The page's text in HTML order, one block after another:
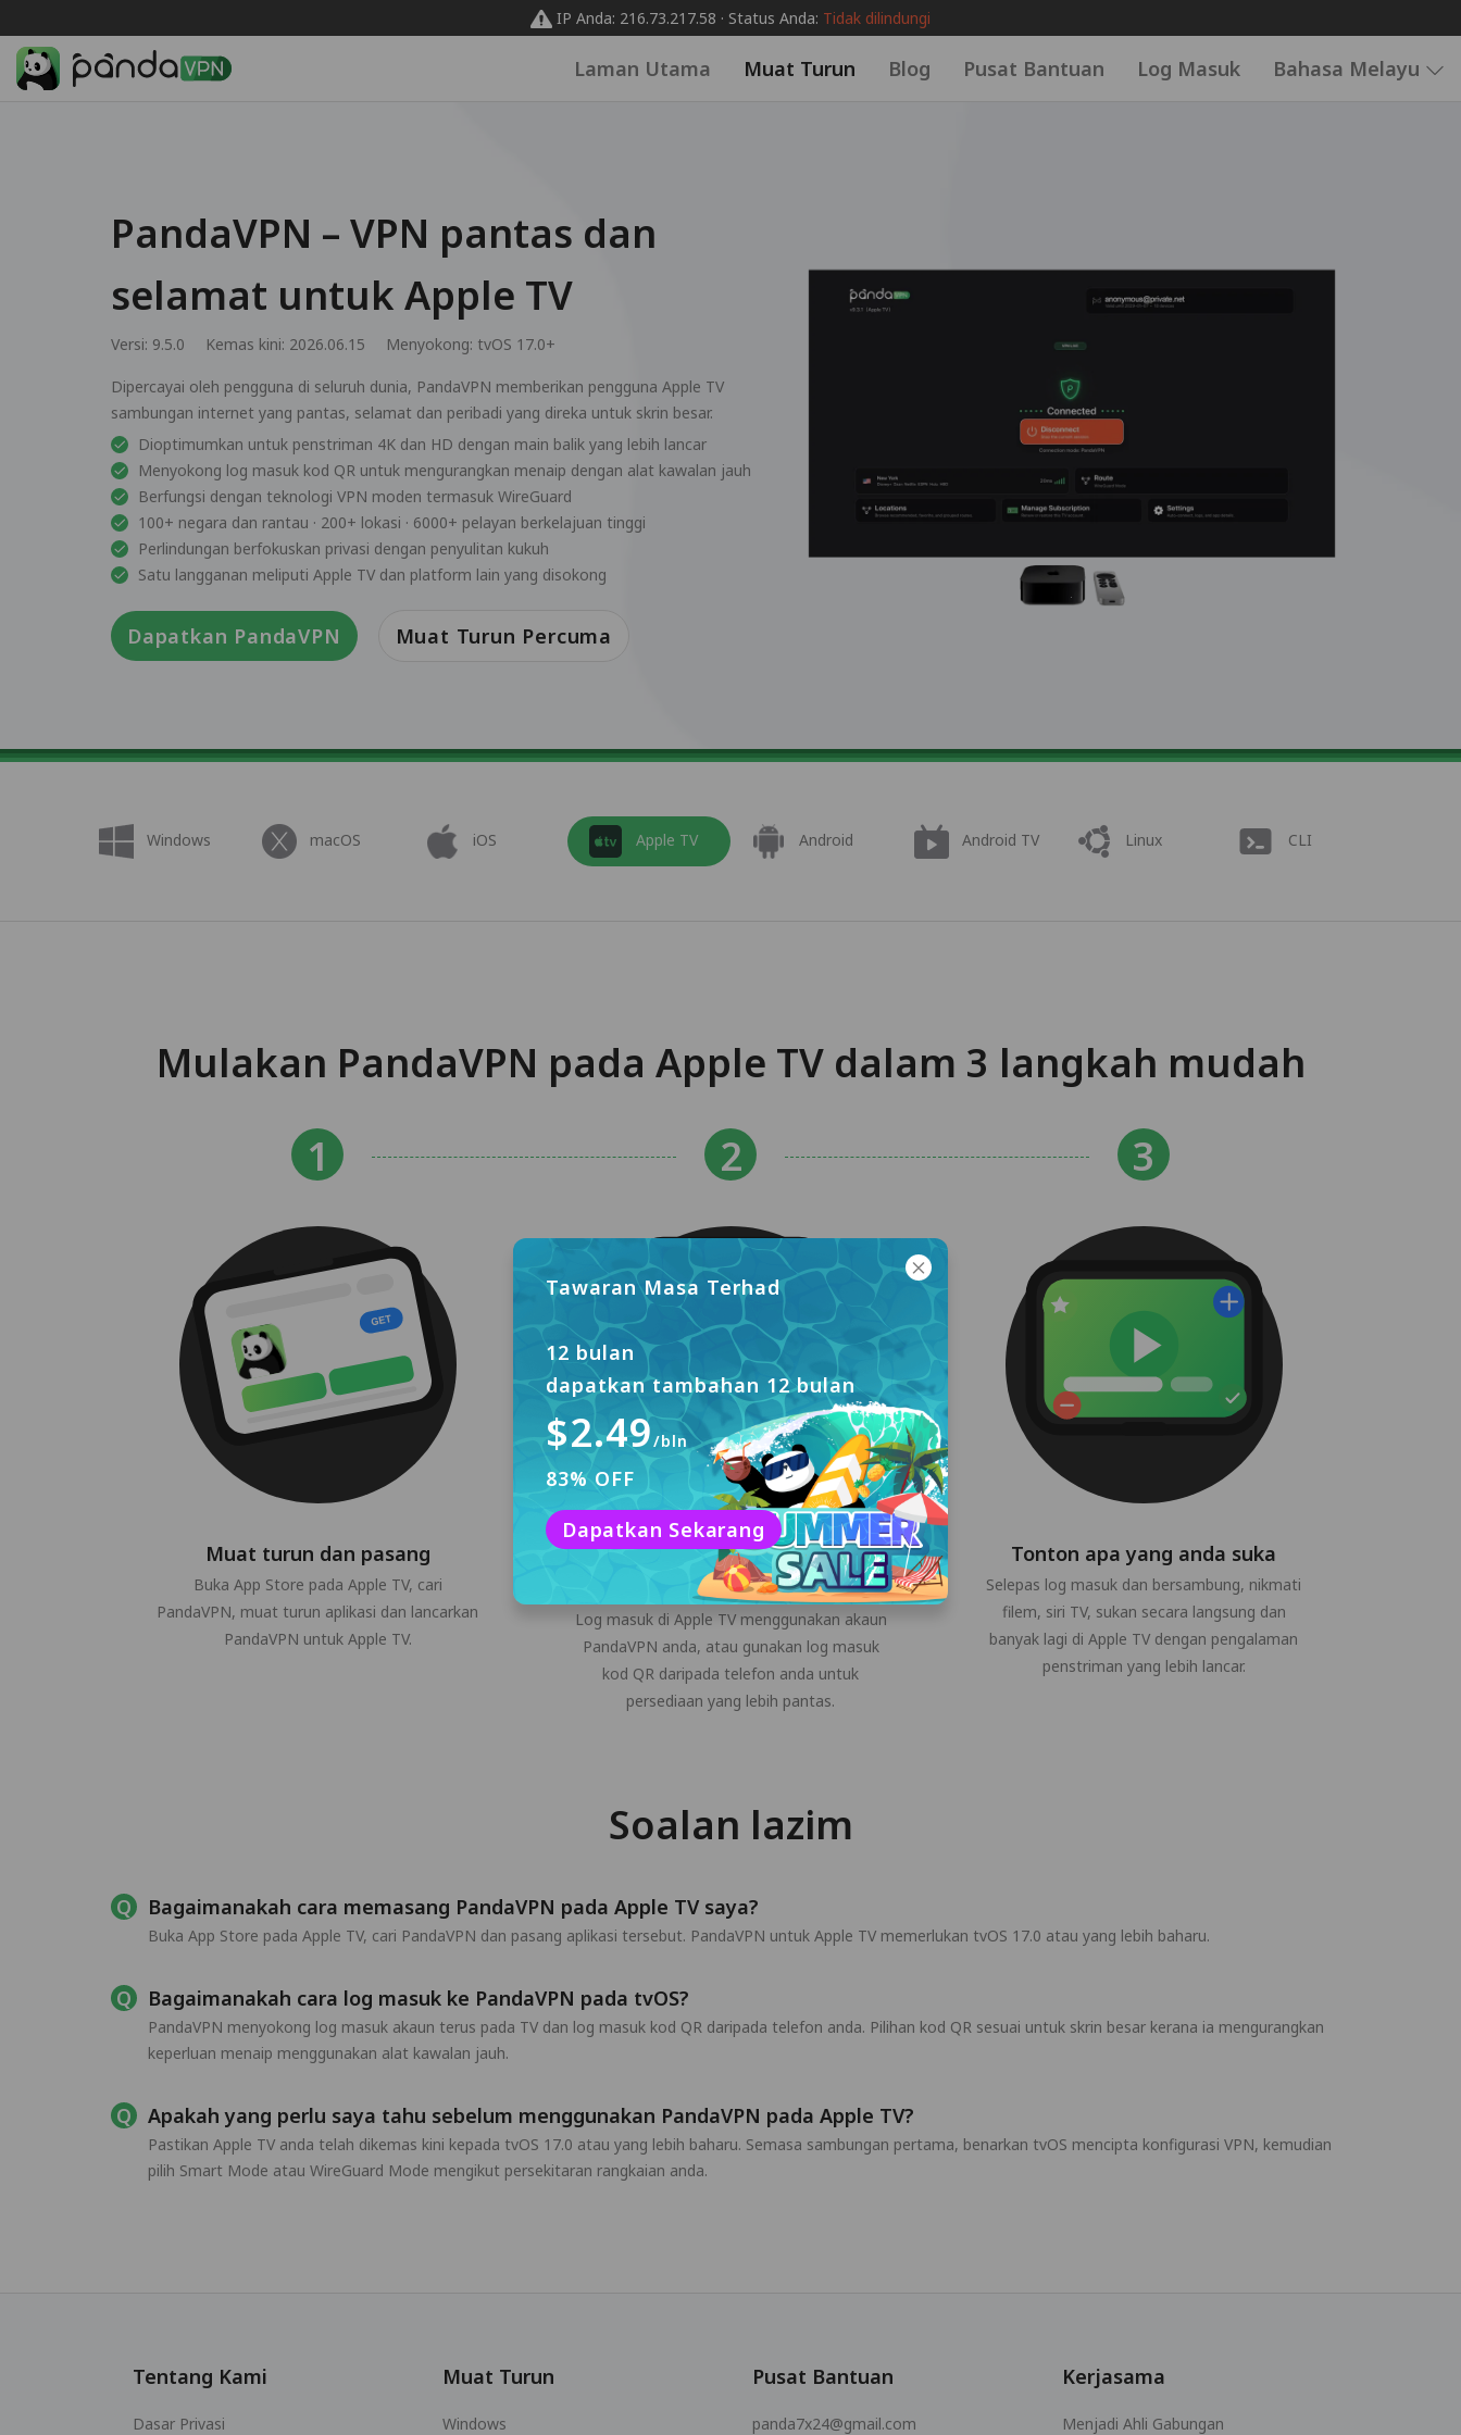
IP Anda: 216.73.217.58 · Status Anda: Tidak dilindungi
Laman Utama Muat Turun Blog Pusat Bantuan Log Masuk Bahasa Melayu
PandaVPN – VPN pantas dan
selamat untuk Apple TV
Versi: 9.5.0 Kemas kini: 2026.06.15 Menyokong: tvOS 17.0+
Dipercayai oleh pengguna di seluruh dunia, PandaVPN memberikan pengguna Apple TV
sambungan internet yang pantas, selamat dan peribadi yang direka untuk skrin besar.
Dioptimumkan untuk penstriman 4K dan HD dengan main balik yang lebih lancar
Menyokong log masuk kod QR untuk mengurangkan menaip dengan alat kawalan jauh
Berfungsi dengan teknologi VPN moden termasuk WireGuard
100+ negara dan rantau · 200+ lokasi · 6000+ pelayan berkelajuan tinggi
Perlindungan berfokuskan privasi dengan penyulitan kukuh
Satu langganan meliputi Apple TV dan platform lain yang disokong
Dapatkan PandaVPN Muat Turun Percuma
Windows macOS iOS Apple TV Android Android TV Linux CLI
Mulakan PandaVPN pada Apple TV dalam 3 langkah mudah
Muat turun dan pasang
Buka App Store pada Apple TV, cari
PandaVPN, muat turun aplikasi dan lancarkan
PandaVPN untuk Apple TV.
Log masuk ke akaun PandaVPN
anda
Log masuk di Apple TV menggunakan akaun
PandaVPN anda, atau gunakan log masuk
kod QR daripada telefon anda untuk
persediaan yang lebih pantas.
Tonton apa yang anda suka
Selepas log masuk dan bersambung, nikmati
filem, siri TV, sukan secara langsung dan
banyak lagi di Apple TV dengan pengalaman
penstriman yang lebih lancar.
Soalan lazim
Bagaimanakah cara memasang PandaVPN pada Apple TV saya?
Buka App Store pada Apple TV, cari PandaVPN dan pasang aplikasi tersebut. PandaVPN untuk Apple TV memerlukan tvOS 17.0 atau yang lebih baharu.
Bagaimanakah cara log masuk ke PandaVPN pada tvOS?
PandaVPN menyokong log masuk akaun terus pada TV dan log masuk kod QR daripada telefon anda. Pilihan kod QR sesuai untuk skrin besar kerana ia mengurangkan
keperluan menaip menggunakan alat kawalan jauh.
Apakah yang perlu saya tahu sebelum menggunakan PandaVPN pada Apple TV?
Pastikan Apple TV anda telah dikemas kini kepada tvOS 17.0 atau yang lebih baharu. Semasa sambungan pertama, benarkan tvOS mencipta konfigurasi VPN, kemudian
pilih Smart Mode atau WireGuard Mode mengikut persekitaran rangkaian anda.
Tawaran Masa Terhad
12 bulan
dapatkan tambahan 12 bulan
$2.49/bln
83% OFF
Dapatkan Sekarang
Tentang Kami
Dasar Privasi
Muat Turun
Windows
Pusat Bantuan
panda7x24@gmail.com
Kerjasama
Menjadi Ahli Gabungan